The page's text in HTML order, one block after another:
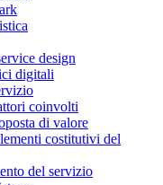
design
digitali
coinvolti
di valore
costitutivi del
del servizio